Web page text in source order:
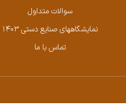
سوالات متداول
نمایشگاههای صنایع دستی ۱۴۰۳
تماس با ما